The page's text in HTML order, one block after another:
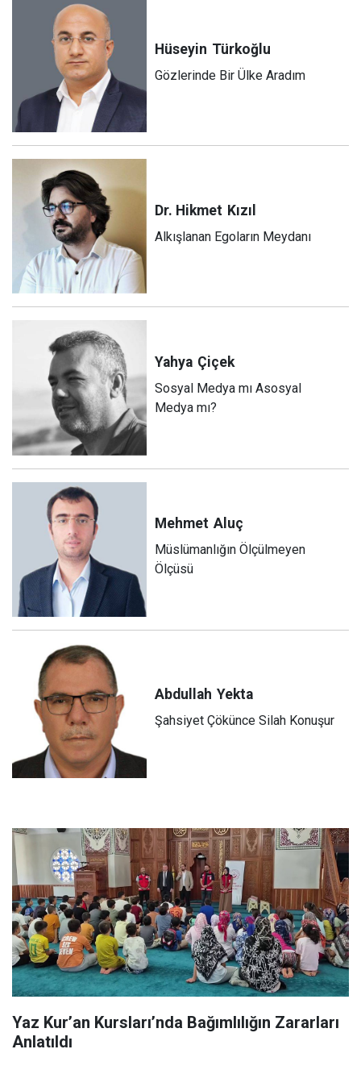
Hüseyin Türkoğlu
Gözlerinde Bir Ülke Aradım
Dr. Hikmet Kızıl
Alkışlanan Egoların Meydanı
Yahya Çiçek
Sosyal Medya mı Asosyal
Medya mı?
Mehmet Aluç
Müslümanlığın Ölçülmeyen
Ölçüsü
Abdullah Yekta
Şahsiyet Çökünce Silah Konuşur
Yaz Kur’an Kursları’nda Bağımlılığın Zararları
Anlatıldı